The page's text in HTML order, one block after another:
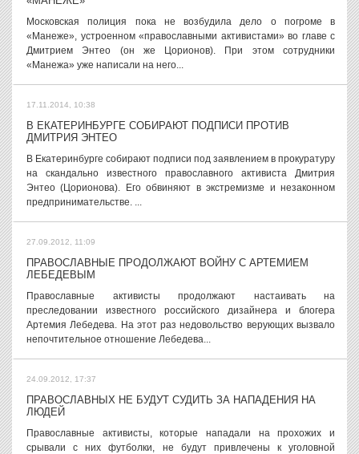
Московская полиция пока не возбудила дело о погроме в
«Манеже», устроенном «православными активистами» во главе с
Дмитрием Энтео (он же Цорионов). При этом сотрудники
«Манежа» уже написали на него...
17.11.2014, 10:38
В ЕКАТЕРИНБУРГЕ СОБИРАЮТ ПОДПИСИ ПРОТИВ
ДМИТРИЯ ЭНТЕО
В Екатеринбурге собирают подписи под заявлением в прокуратуру
на скандально известного православного активиста Дмитрия
Энтео (Цорионова). Его обвиняют в экстремизме и незаконном
предпринимательстве. ...
27.09.2012, 11:09
ПРАВОСЛАВНЫЕ ПРОДОЛЖАЮТ ВОЙНУ С АРТЕМИЕМ
ЛЕБЕДЕВЫМ
Православные активисты продолжают настаивать на
преследовании известного российского дизайнера и блогера
Артемия Лебедева. На этот раз недовольство верующих вызвало
непочтительное отношение Лебедева...
24.09.2012, 17:37
ПРАВОСЛАВНЫХ НЕ БУДУТ СУДИТЬ ЗА НАПАДЕНИЯ НА
ЛЮДЕЙ
Православные активисты, которые нападали на прохожих и
срывали с них футболки, не будут привлечены к уголовной